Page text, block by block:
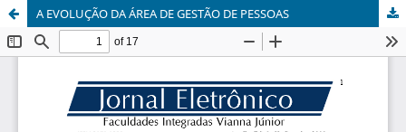
A EVOLUÇÃO DA ÁREA DE GESTÃO DE PESSOAS